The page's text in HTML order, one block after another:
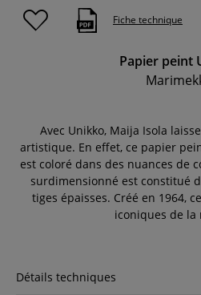
Fiche technique
Papier peint
Avec Unikko, Maija Isola
artistique. En effet, ce papier
est coloré dans des nuances de
surdimensionné est constitué
tiges épaisses. Créé en 1964,
iconiques de la
Détails techniques